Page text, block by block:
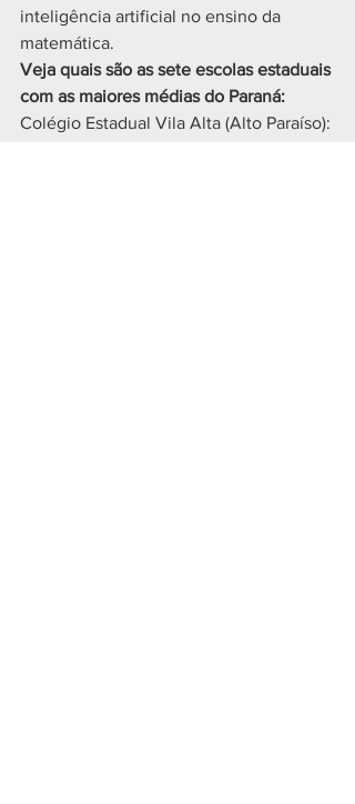
inteligência artificial no ensino da
matemática.
Veja quais são as sete escolas estaduais
com as maiores médias do Paraná:
Colégio Estadual Vila Alta (Alto Paraíso):